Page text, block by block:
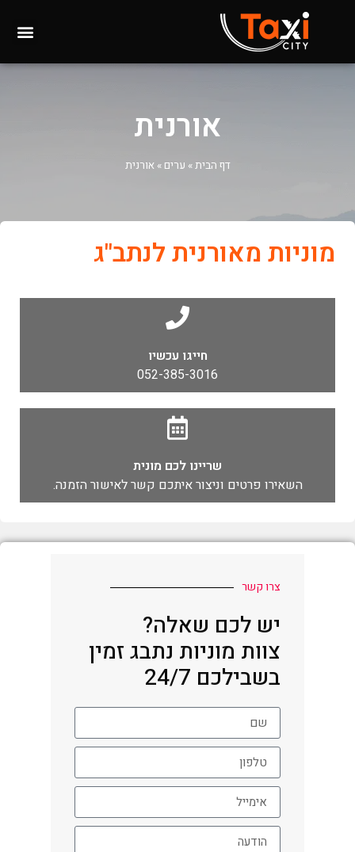
אורנית
דף הבית» ערים »אורנית
מוניות מאורנית לנתב"ג
חייגו עכשיו
052-385-3016
שריינו לכם מונית
השאירו פרטים וניצור איתכם קשר לאישור הזמנה.
צרו קשר
יש לכם שאלה?
צוות מוניות נתבג זמין
בשבילכם 24/7